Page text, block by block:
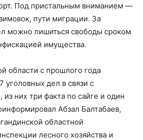
Под пристальным вниманием —
пути миграции. За
можно лишиться свободы сроком
имущества.
области с прошлого года
уголовных дел в связи с
из них три факта по сайге и один
Абзал Балтабаев,
областной
лесного хозяйства и